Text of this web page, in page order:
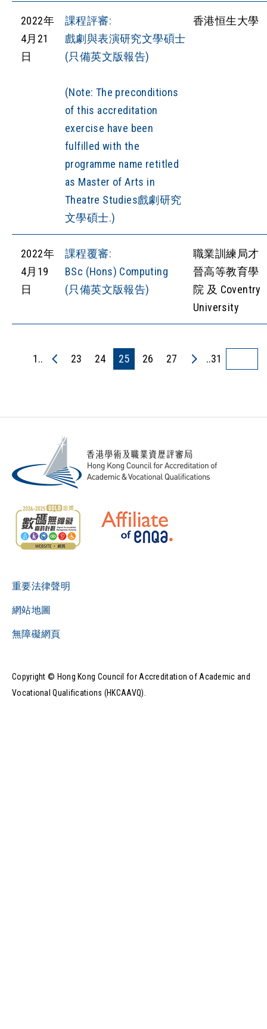
2022年
4月21
日
課程評審:
戲劇與表演研究文學碩士
(只備英文版報告)
(Note: The preconditions
of this accreditation
exercise have been
fulfilled with the
programme name retitled
as Master of Arts in
Theatre Studies戲劇研究
文學碩士.)
香港恒生大學
2022年
4月19
日
課程覆審:
BSc (Hons) Computing
(只備英文版報告)
職業訓練局才
晉高等教育學
院 及 Coventry
University
1.. 23 24 25 26 27 ..31
重要法律聲明
網站地圖
無障礙網頁
Copyright © Hong Kong Council for Accreditation of Academic and
Vocational Qualifications (HKCAAVQ).